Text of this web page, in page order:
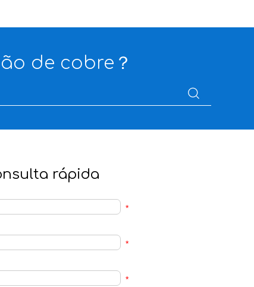
de cobre？
rápida
*
*
*